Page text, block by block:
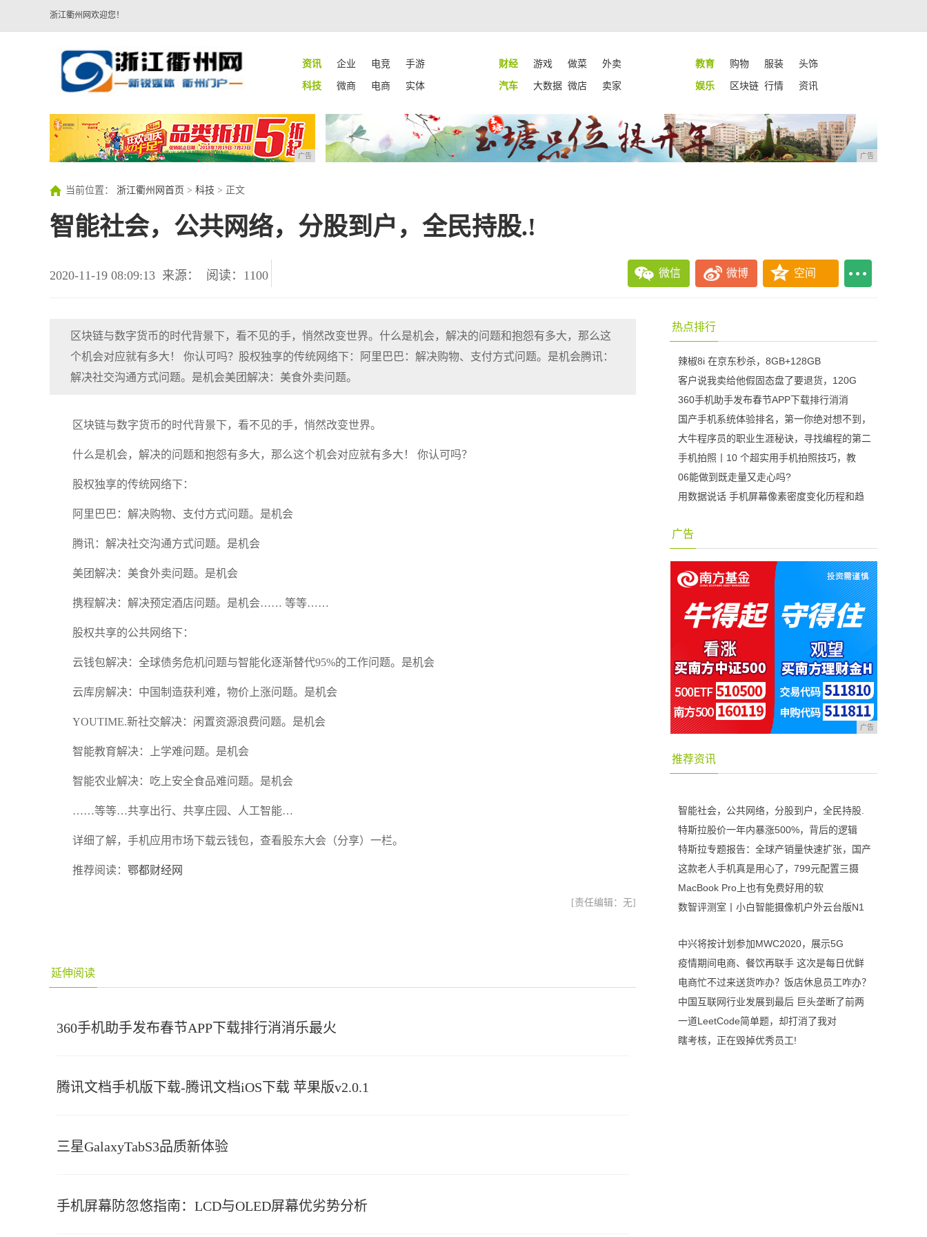
浙江衢州网欢迎您！
资讯 企业 电竞 手游 财经 游戏 做菜 外卖 教育 购物 服装
头饰
科技
微商 电商 实体 汽车 大数据 微店 卖家 娱乐 区块链 行情 资讯
广告 广告
当前位置： 浙江衢州网首页 > 科技 > 正文
智能社会，公共网络，分股到户，全民持股.!
2020-11-19 08:09:13 来源： 阅读：1100 微信 微博 空间
区块链与数字货币的时代背景下，看不见的手，悄然改变世界。什么是机会，解决的问题和抱怨有多大，那么这
个机会对应就有多大！ 你认可吗？股权独享的传统网络下：阿里巴巴：解决购物、支付方式问题。是机会腾讯：
解决社交沟通方式问题。是机会美团解决：美食外卖问题。
区块链与数字货币的时代背景下，看不见的手，悄然改变世界。
什么是机会，解决的问题和抱怨有多大，那么这个机会对应就有多大！ 你认可吗？
股权独享的传统网络下：
阿里巴巴：解决购物、支付方式问题。是机会
腾讯：解决社交沟通方式问题。是机会
美团解决：美食外卖问题。是机会
携程解决：解决预定酒店问题。是机会…… 等等……
股权共享的公共网络下：
云钱包解决：全球债务危机问题与智能化逐渐替代95%的工作问题。是机会
云库房解决：中国制造获利难，物价上涨问题。是机会
YOUTIME.新社交解决：闲置资源浪费问题。是机会
智能教育解决：上学难问题。是机会
智能农业解决：吃上安全食品难问题。是机会
……等等…共享出行、共享庄园、人工智能…
详细了解，手机应用市场下载云钱包，查看股东大会（分享）一栏。
推荐阅读： 鄂都财经网
[责任编辑：无]
延伸阅读
360手机助手发布春节APP下载排行消消乐最火
腾讯文档手机版下载-腾讯文档iOS下载 苹果版v2.0.1
三星GalaxyTabS3品质新体验
手机屏幕防忽悠指南：LCD与OLED屏幕优劣势分析
热点排行
辣椒8i 在京东秒杀，8GB+128GB
客户说我卖给他假固态盘了要退货，120G
360手机助手发布春节APP下载排行消消
国产手机系统体验排名，第一你绝对想不到，
大牛程序员的职业生涯秘诀，寻找编程的第二
手机拍照丨10 个超实用手机拍照技巧，教
06能做到既走量又走心吗?
用数据说话 手机屏幕像素密度变化历程和趋
广告
广告
推荐资讯
智能社会，公共网络，分股到户，全民持股.
特斯拉股价一年内暴涨500%，背后的逻辑
特斯拉专题报告：全球产销量快速扩张，国产
这款老人手机真是用心了，799元配置三摄
MacBook Pro上也有免费好用的软
数智评测室丨小白智能摄像机户外云台版N1
中兴将按计划参加MWC2020，展示5G
疫情期间电商、餐饮再联手 这次是每日优鲜
电商忙不过来送货咋办？饭店休息员工咋办？
中国互联网行业发展到最后 巨头垄断了前两
一道LeetCode简单题，却打消了我对
瞎考核，正在毁掉优秀员工!